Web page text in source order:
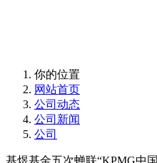
你的位置
网站首页
公司动态
公司新闻
公司
基煜基金五次蝉联“KPMG中